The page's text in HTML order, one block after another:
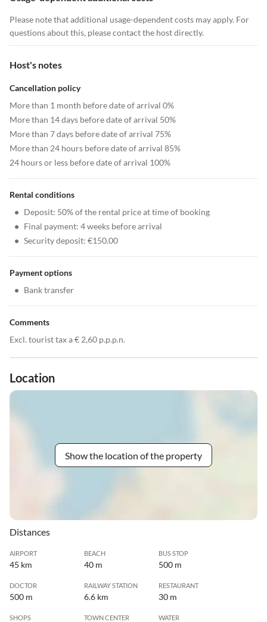
Please note that additional usage-dependent costs may apply. For
questions about this, please contact the host directly.
Host's notes
Cancellation policy
More than 1 month before date of arrival 0%
More than 14 days before date of arrival 50%
More than 7 days before date of arrival 75%
More than 24 hours before date of arrival 85%
24 hours or less before date of arrival 100%
Rental conditions
• Deposit: 50% of the rental price at time of booking
• Final payment: 4 weeks before arrival
• Security deposit: €150.00
Payment options
• Bank transfer
Comments
Excl. tourist tax a € 2,60 p.p.p.n.
Location
Show the location of the property
Distances
AIRPORT
45 km
BEACH
40 m
BUS STOP
500 m
DOCTOR
500 m
RAILWAY STATION
6.6 km
RESTAURANT
30 m
SHOPS TOWN CENTER WATER